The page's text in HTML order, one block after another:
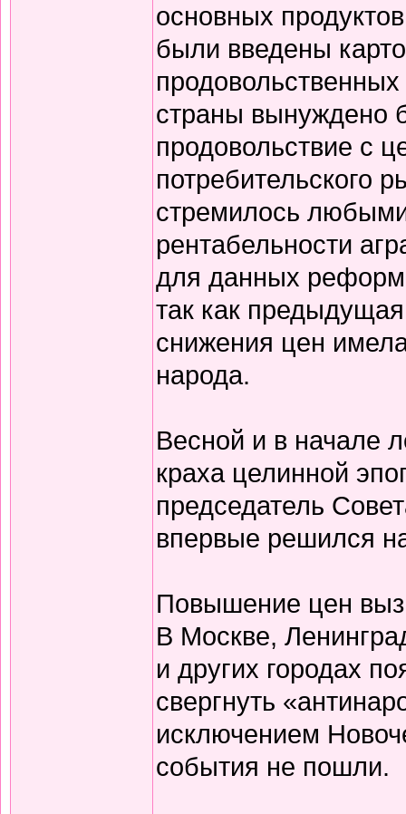
основных
были введены
страны вынуждено
продовольствие с
потребительского
стремилось
рентабельности
для данных реформ
так как
снижения цен
народа.
Весной и в начале
краха целинной
председатель
впервые решился
Повышение цен
В Москве,
и других городах
свергнуть
исключением
события не пошли.